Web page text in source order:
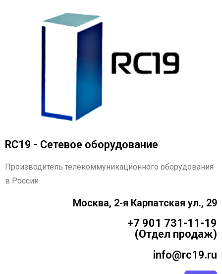
RC19 - Сетевое оборудование
Производитель телекоммуникационного оборудования
в России
Москва, 2-я Карпатская ул., 29
+7 901 731-11-19
(Отдел продаж)
info@rc19.ru